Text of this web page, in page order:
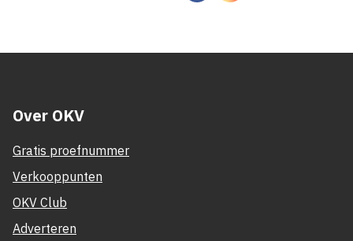
Over OKV
Gratis proefnummer
Verkooppunten
OKV Club
Adverteren